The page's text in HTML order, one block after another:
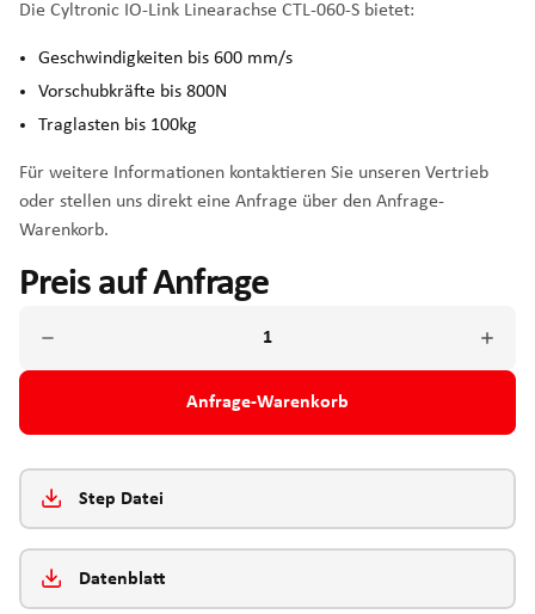
Die Cyltronic IO-Link Linearachse CTL-060-S bietet:
Geschwindigkeiten bis 600 mm/s
Vorschubkräfte bis 800N
Traglasten bis 100kg
Für weitere Informationen kontaktieren Sie unseren Vertrieb
oder stellen uns direkt eine Anfrage über den Anfrage-
Warenkorb.
Preis auf Anfrage
Anfrage-Warenkorb
Step Datei
Datenblatt